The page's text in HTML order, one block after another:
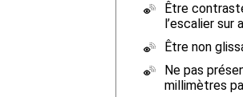
Être
l’escalier sur
Être non
Ne pas
millimètres